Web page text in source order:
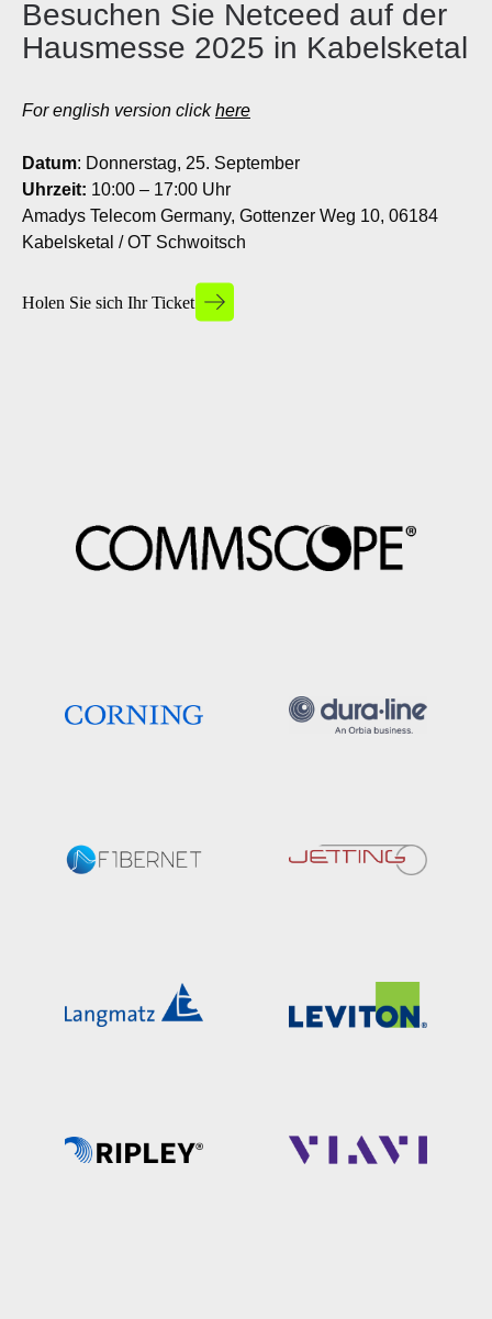
Contractors
Discover our e-
Featured
Stay connected to the
and innovations that
Besuchen Sie Netceed auf der
Hausmesse 2025 in Kabelsketal
For english version clickhere
Datum: Donnerstag, 25. September
Uhrzeit: 10:00 – 17:00 Uhr
Amadys Telecom Germany, Gottenzer Weg 10, 06184
Kabelsketal / OT Schwoitsch
Holen Sie sich Ihr Ticket